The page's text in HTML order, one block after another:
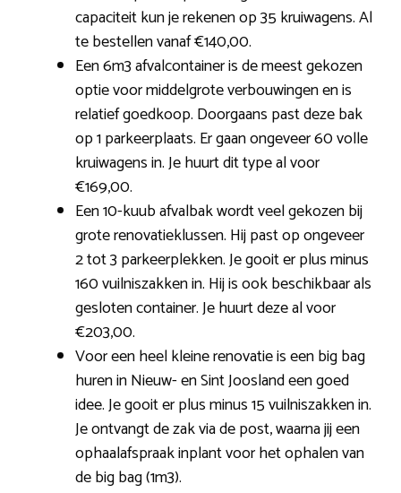
capaciteit kun je rekenen op 35 kruiwagens. Al
te bestellen vanaf €140,00.
Een 6m3 afvalcontainer is de meest gekozen
optie voor middelgrote verbouwingen en is
relatief goedkoop. Doorgaans past deze bak
op 1 parkeerplaats. Er gaan ongeveer 60 volle
kruiwagens in. Je huurt dit type al voor
€169,00.
Een 10-kuub afvalbak wordt veel gekozen bij
grote renovatieklussen. Hij past op ongeveer
2 tot 3 parkeerplekken. Je gooit er plus minus
160 vuilniszakken in. Hij is ook beschikbaar als
gesloten container. Je huurt deze al voor
€203,00.
Voor een heel kleine renovatie is een big bag
huren in Nieuw- en Sint Joosland een goed
idee. Je gooit er plus minus 15 vuilniszakken in.
Je ontvangt de zak via de post, waarna jij een
ophaalafspraak inplant voor het ophalen van
de big bag (1m3).